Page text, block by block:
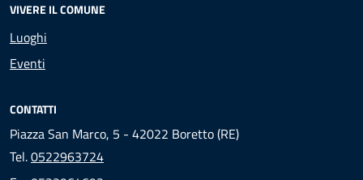
VIVERE IL COMUNE
Luoghi
Eventi
CONTATTI
Piazza San Marco, 5 - 42022 Boretto (RE)
Tel.0522963724